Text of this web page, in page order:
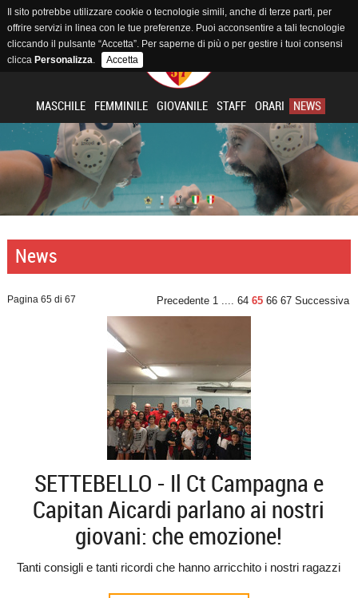
MASCHILE FEMMINILE GIOVANILE STAFF ORARI NEWS
News
Pagina 65 di 67 Precedente 1 .... 64 65 66 67 Successiva
SETTEBELLO - Il Ct Campagna e
Capitan Aicardi parlano ai nostri
giovani: che emozione!
Tanti consigli e tanti ricordi che hanno arricchito i nostri ragazzi
Il sito potrebbe utilizzare cookie o tecnologie simili, anche di terze parti, per
offrire servizi in linea con le tue preferenze. Puoi acconsentire a tali tecnologie
cliccando il pulsante “Accetta”. Per saperne di più o per gestire i tuoi consensi
clicca Personalizza. Accetta